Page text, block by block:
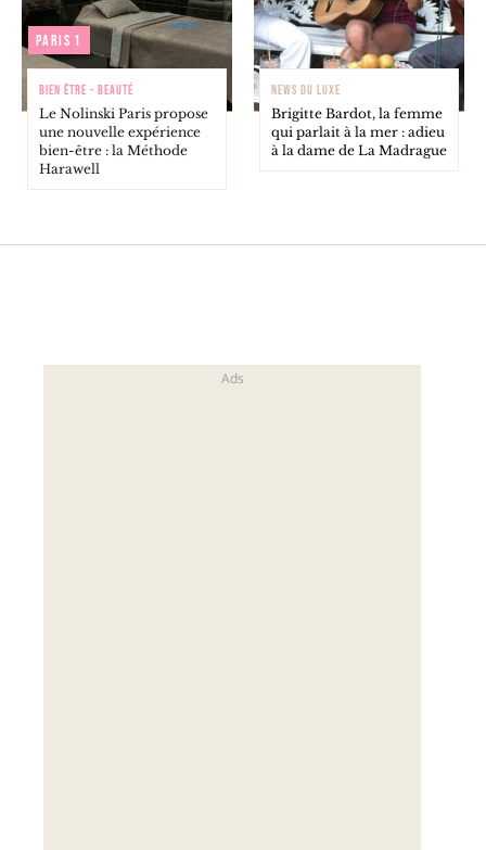
Paris 1
BIEN ÊTRE - BEAUTÉ
Le Nolinski Paris propose
une nouvelle expérience
bien-être : la Méthode
Harawell
NEWS DU LUXE
Brigitte Bardot, la femme
qui parlait à la mer : adieu
à la dame de La Madrague